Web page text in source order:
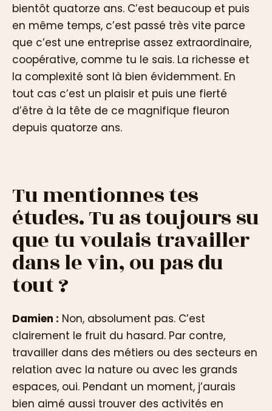
bientôt quatorze ans. C’est beaucoup et puis
en même temps, c’est passé très vite parce
que c’est une entreprise assez extraordinaire,
coopérative, comme tu le sais. La richesse et
la complexité sont là bien évidemment. En
tout cas c’est un plaisir et puis une fierté
d’être à la tête de ce magnifique fleuron
depuis quatorze ans.
Tu mentionnes tes
études. Tu as toujours su
que tu voulais travailler
dans le vin, ou pas du
tout ?
Damien : Non, absolument pas. C’est
clairement le fruit du hasard. Par contre,
travailler dans des métiers ou des secteurs en
relation avec la nature ou avec les grands
espaces, oui. Pendant un moment, j’aurais
bien aimé aussi trouver des activités en